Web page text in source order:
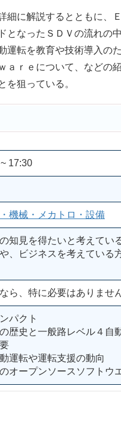
に解説するとともに、
となったＳＤＶの流れの
運転を教育や技術導入の
ａｒｅについて、などの
を狙っている。
17:30
機械・メカトロ・設備
知見を得たいと考えてい
、ビジネスを考えてい
ら、特に必要はありませ
パクト
歴史と一般路レベル４自
運転や運転支援の動向
オープンソースソフトウ